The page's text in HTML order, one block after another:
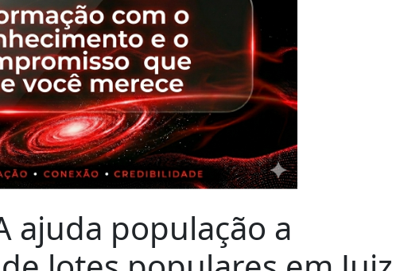
ajuda população a